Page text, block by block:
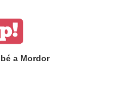
a Mordor